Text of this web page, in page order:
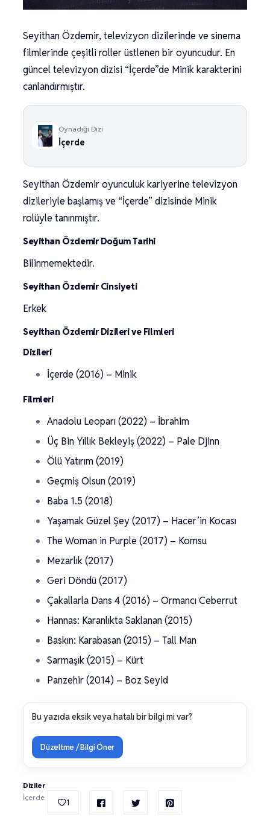
Seyithan Özdemir, televizyon dizilerinde ve sinema
filmlerinde çeşitli roller üstlenen bir oyuncudur. En
güncel televizyon dizisi “İçerde”de Minik karakterini
canlandırmıştır.
Oynadığı Dizi
İçerde
Seyithan Özdemir oyunculuk kariyerine televizyon
dizileriyle başlamış ve “İçerde” dizisinde Minik
rolüyle tanınmıştır.
Seyithan Özdemir Doğum Tarihi
Bilinmemektedir.
Seyithan Özdemir Cinsiyeti
Erkek
Seyithan Özdemir Dizileri ve Filmleri
Dizileri
İçerde (2016) – Minik
Filmleri
Anadolu Leoparı (2022) – İbrahim
Üç Bin Yıllık Bekleyiş (2022) – Pale Djinn
Ölü Yatırım (2019)
Geçmiş Olsun (2019)
Baba 1.5 (2018)
Yaşamak Güzel Şey (2017) – Hacer’in Kocası
The Woman in Purple (2017) – Komsu
Mezarlık (2017)
Geri Döndü (2017)
Çakallarla Dans 4 (2016) – Ormancı Ceberrut
Hannas: Karanlıkta Saklanan (2015)
Baskın: Karabasan (2015) – Tall Man
Sarmaşık (2015) – Kürt
Panzehir (2014) – Boz Seyid
Bu yazıda eksik veya hatalı bir bilgi mi var?
Düzeltme / Bilgi Öner
Diziler
İçerde
1